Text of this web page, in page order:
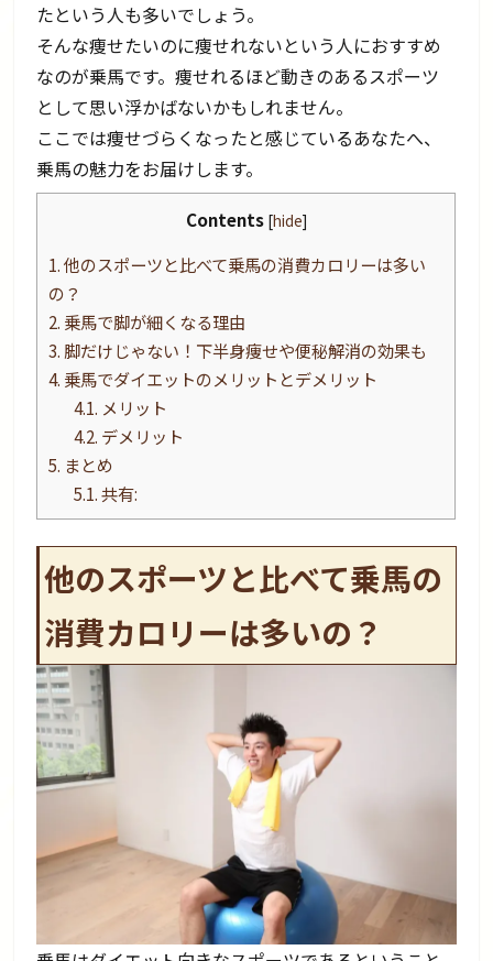
たという人も多いでしょう。
そんな痩せたいのに痩せれないという人におすすめ
なのが乗馬です。痩せれるほど動きのあるスポーツ
として思い浮かばないかもしれません。
ここでは痩せづらくなったと感じているあなたへ、
乗馬の魅力をお届けします。
Contents [hide]
1.他のスポーツと比べて乗馬の消費カロリーは多い
の？
2. 乗馬で脚が細くなる理由
3. 脚だけじゃない！下半身痩せや便秘解消の効果も
4. 乗馬でダイエットのメリットとデメリット
4.1. メリット
4.2. デメリット
5. まとめ
5.1.共有:
他のスポーツと比べて乗馬の
消費カロリーは多いの？